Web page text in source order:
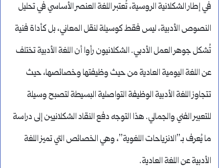
في إطار الشكلانية الروسية، تُعتبر اللغة العنصر الأساسي في تحليل
النصوص الأدبية، ليس فقط كوسيلة لنقل المعاني، بل كأداة فنية
تُشكل جوهر العمل الأدبي. الشكلانيون رأوا أن اللغة الأدبية تختلف
عن اللغة اليومية العادية من حيث وظيفتها وخصائصها، حيث
تتجاوز اللغة الأدبية الوظيفة التواصلية البسيطة لتصبح وسيلة
للتعبير الفني والجمالي. هذا التوجه دفع النقاد الشكلانيين إلى دراسة
ما يُعرف بـ”الانزياحات اللغوية”، وهي الخصائص التي تميز اللغة
الأدبية عن اللغة العادية.